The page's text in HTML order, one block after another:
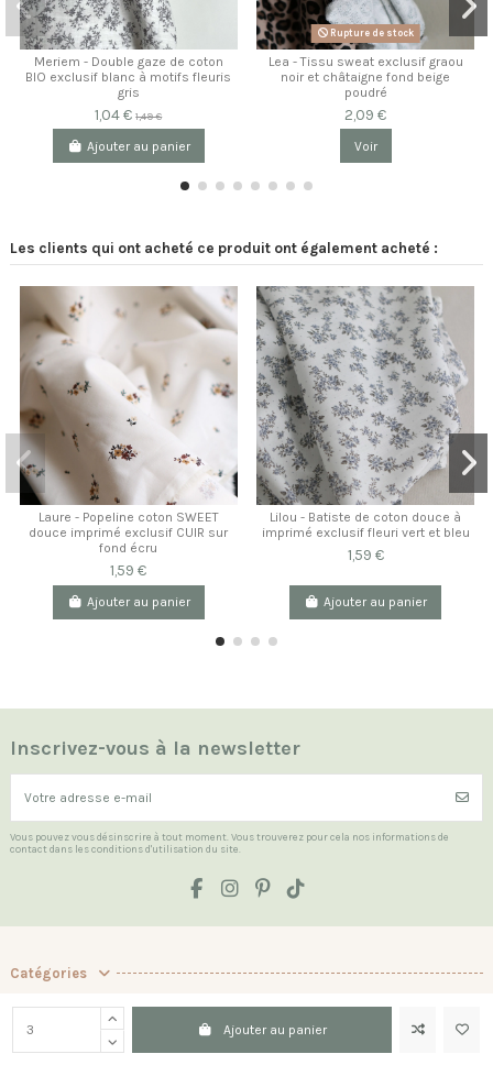
Ajouter au panier
Meriem - Double gaze de coton
BIO exclusif blanc à motifs fleuris
gris
1,04 €1,49 €
Ajouter au panier
Rupture de stock
Lea - Tissu sweat exclusif graou
noir et châtaigne fond beige
poudré
2,09 €
Voir
Les clients qui ont acheté ce produit ont également acheté :
Laure - Popeline coton SWEET
douce imprimé exclusif CUIR sur
fond écru
1,59 €
Ajouter au panier
Lilou - Batiste de coton douce à
imprimé exclusif fleuri vert et bleu
1,59 €
Ajouter au panier
Inscrivez-vous à la newsletter
Vous pouvez vous désinscrire à tout moment. Vous trouverez pour cela nos informations de
contact dans les conditions d'utilisation du site.
Catégories
Les Indispensables
La boutique